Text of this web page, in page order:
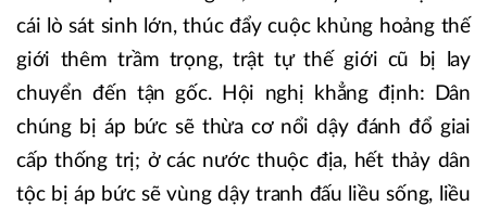
cái lò sát sinh lớn, thúc đẩy cuộc khủng hoảng thế
giới thêm trầm trọng, trật tự thế giới cũ bị lay
chuyển đến tận gốc. Hội nghị khẳng định: Dân
chúng bị áp bức sẽ thừa cơ nổi dậy đánh đổ giai
cấp thống trị; ở các nước thuộc địa, hết thảy dân
tộc bị áp bức sẽ vùng dậy tranh đấu liều sống, liều